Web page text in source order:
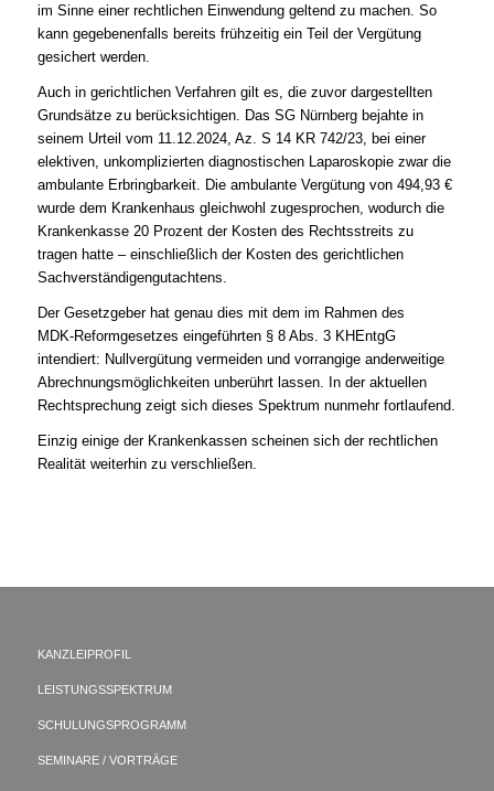
im Sinne einer rechtlichen Einwendung geltend zu machen. So
kann gegebenenfalls bereits frühzeitig ein Teil der Vergütung
gesichert werden.
Auch in gerichtlichen Verfahren gilt es, die zuvor dargestellten
Grundsätze zu berücksichtigen. Das SG Nürnberg bejahte in
seinem Urteil vom 11.12.2024, Az. S 14 KR 742/23, bei einer
elektiven, unkomplizierten diagnostischen Laparoskopie zwar die
ambulante Erbringbarkeit. Die ambulante Vergütung von 494,93 €
wurde dem Krankenhaus gleichwohl zugesprochen, wodurch die
Krankenkasse 20 Prozent der Kosten des Rechtsstreits zu
tragen hatte – einschließlich der Kosten des gerichtlichen
Sachverständigengutachtens.
Der Gesetzgeber hat genau dies mit dem im Rahmen des
MDK‑Reformgesetzes eingeführten § 8 Abs. 3 KHEntgG
intendiert: Nullvergütung vermeiden und vorrangige anderweitige
Abrechnungsmöglichkeiten unberührt lassen. In der aktuellen
Rechtsprechung zeigt sich dieses Spektrum nunmehr fortlaufend.
Einzig einige der Krankenkassen scheinen sich der rechtlichen
Realität weiterhin zu verschließen.
KANZLEIPROFIL
LEISTUNGSSPEKTRUM
SCHULUNGSPROGRAMM
SEMINARE / VORTRÄGE